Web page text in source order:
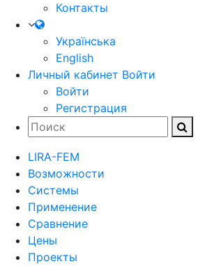
Контакты
Українська
English
Личный кабинет Войти
Войти
Регистрация
LIRA-FEM
Возможности
Cистемы
Применение
Сравнение
Цены
Проекты